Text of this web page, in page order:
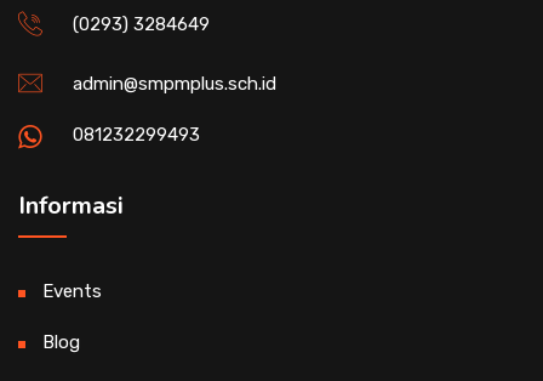
(0293) 3284649
admin@smpmplus.sch.id
081232299493
Informasi
Events
Blog